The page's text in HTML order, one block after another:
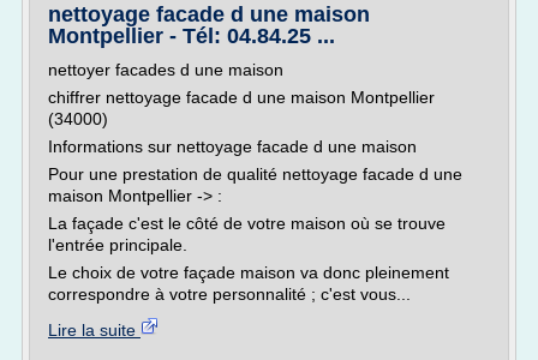
nettoyage facade d une maison
Montpellier - Tél: 04.84.25 ...
nettoyer facades d une maison
chiffrer nettoyage facade d une maison Montpellier
(34000)
Informations sur nettoyage facade d une maison
Pour une prestation de qualité nettoyage facade d une
maison Montpellier -> :
La façade c'est le côté de votre maison où se trouve
l'entrée principale.
Le choix de votre façade maison va donc pleinement
correspondre à votre personnalité ; c'est vous...
Lire la suite